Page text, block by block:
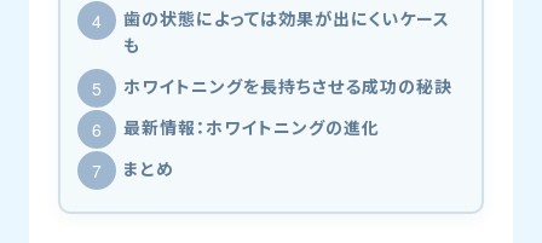
歯の状態によっては効果が出にくいケース
も
ホワイトニングを長持ちさせる成功の秘訣
最新情報：ホワイトニングの進化
まとめ